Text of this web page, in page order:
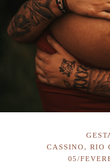
CASSINO, RIO
05/